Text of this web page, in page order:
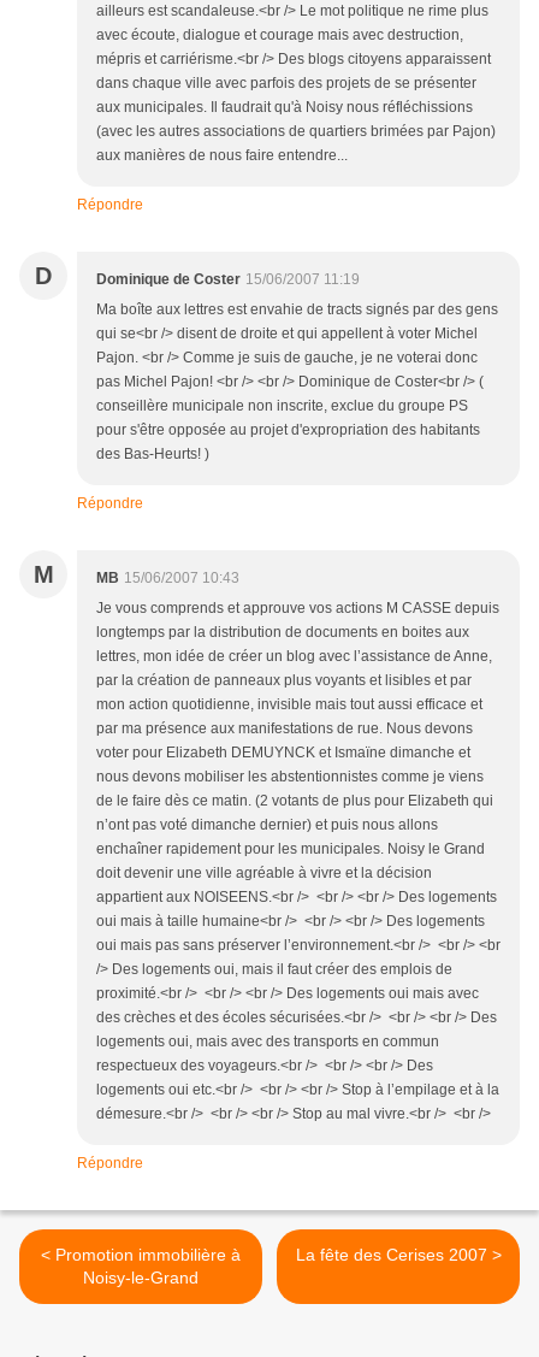
ailleurs est scandaleuse.<br /> Le mot politique ne rime plus
avec écoute, dialogue et courage mais avec destruction,
mépris et carriérisme.<br /> Des blogs citoyens apparaissent
dans chaque ville avec parfois des projets de se présenter
aux municipales. Il faudrait qu'à Noisy nous réfléchissions
(avec les autres associations de quartiers brimées par Pajon)
aux manières de nous faire entendre...
Répondre
D Dominique de Coster 15/06/2007 11:19
Ma boîte aux lettres est envahie de tracts signés par des gens
qui se<br /> disent de droite et qui appellent à voter Michel
Pajon. <br /> Comme je suis de gauche, je ne voterai donc
pas Michel Pajon! <br /> <br /> Dominique de Coster<br /> (
conseillère municipale non inscrite, exclue du groupe PS
pour s'être opposée au projet d'expropriation des habitants
des Bas-Heurts! )
Répondre
M MB 15/06/2007 10:43
Je vous comprends et approuve vos actions M CASSE depuis
longtemps par la distribution de documents en boites aux
lettres, mon idée de créer un blog avec l’assistance de Anne,
par la création de panneaux plus voyants et lisibles et par
mon action quotidienne, invisible mais tout aussi efficace et
par ma présence aux manifestations de rue. Nous devons
voter pour Elizabeth DEMUYNCK et Ismaïne dimanche et
nous devons mobiliser les abstentionnistes comme je viens
de le faire dès ce matin. (2 votants de plus pour Elizabeth qui
n’ont pas voté dimanche dernier) et puis nous allons
enchaîner rapidement pour les municipales. Noisy le Grand
doit devenir une ville agréable à vivre et la décision
appartient aux NOISEENS.<br /> <br /> <br /> Des logements
oui mais à taille humaine<br /> <br /> <br /> Des logements
oui mais pas sans préserver l’environnement.<br /> <br /> <br
/> Des logements oui, mais il faut créer des emplois de
proximité.<br /> <br /> <br /> Des logements oui mais avec
des crèches et des écoles sécurisées.<br /> <br /> <br /> Des
logements oui, mais avec des transports en commun
respectueux des voyageurs.<br /> <br /> <br /> Des
logements oui etc.<br /> <br /> <br /> Stop à l’empilage et à la
démesure.<br /> <br /> <br /> Stop au mal vivre.<br /> <br />
Répondre
< Promotion immobilière à
Noisy-le-Grand
La fête des Cerises 2007 >